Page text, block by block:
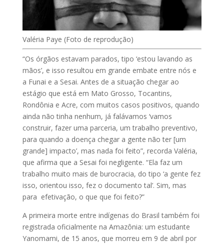
Valéria Paye (Foto de reprodução)
“Os órgãos estavam parados, tipo ‘estou lavando as
mãos’, e isso resultou em grande embate entre nós e
a Funai e a Sesai. Antes de a situação chegar ao
estágio que está em Mato Grosso, Tocantins,
Rondônia e Acre, com muitos casos positivos, quando
ainda não tinha nenhum, já falávamos ‘vamos
construir, fazer uma parceria, um trabalho preventivo,
para quando a doença chegar a gente não ter [um
grande] impacto’, mas nada foi feito”, recorda Valéria,
que afirma que a Sesai foi negligente. “Ela faz um
trabalho muito mais de burocracia, do tipo ‘a gente fez
isso, orientou isso, fez o documento tal’. Sim, mas
para efetivação, o que que foi feito?”
A primeira morte entre indígenas do Brasil também foi
registrada oficialmente na Amazônia: um estudante
Yanomami, de 15 anos, que morreu em 9 de abril por